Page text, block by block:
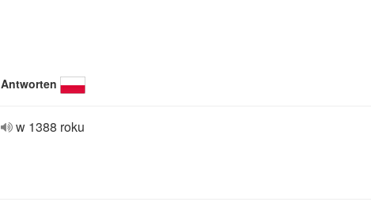
Antworten
w 1388 roku